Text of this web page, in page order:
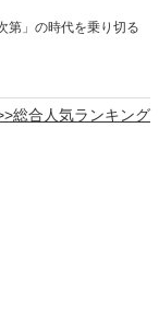
第」の時代を乗り切る
総合人気ランキング